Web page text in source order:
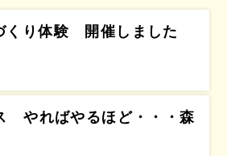
くり体験 開催しました
やればやるほど・・・森